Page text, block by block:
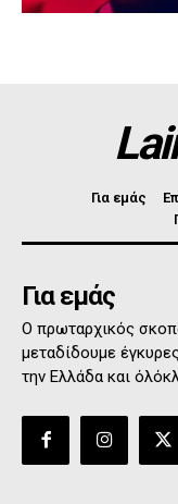
Για εμάς
Για εμάς
Ο πρωταρχικός
μεταδίδουμε
την Ελλάδα και